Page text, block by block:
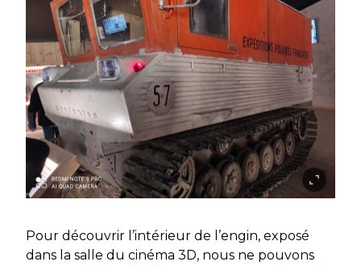
Pour découvrir l’intérieur de l’engin, exposé
dans la salle du cinéma 3D, nous ne pouvons